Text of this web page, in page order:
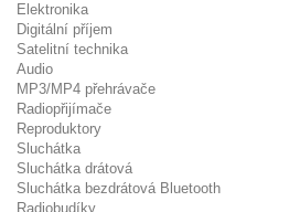
Elektronika
Digitální příjem
Satelitní technika
Audio
MP3/MP4 přehrávače
Radiopřijímače
Reproduktory
Sluchátka
Sluchátka drátová
Sluchátka bezdrátová Bluetooth
Radiobudíky